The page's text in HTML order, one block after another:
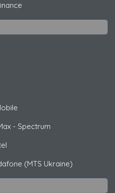
- Spectrum
(MTS Ukraine)